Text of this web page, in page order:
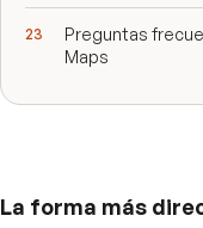
Preguntas
Maps
La forma más